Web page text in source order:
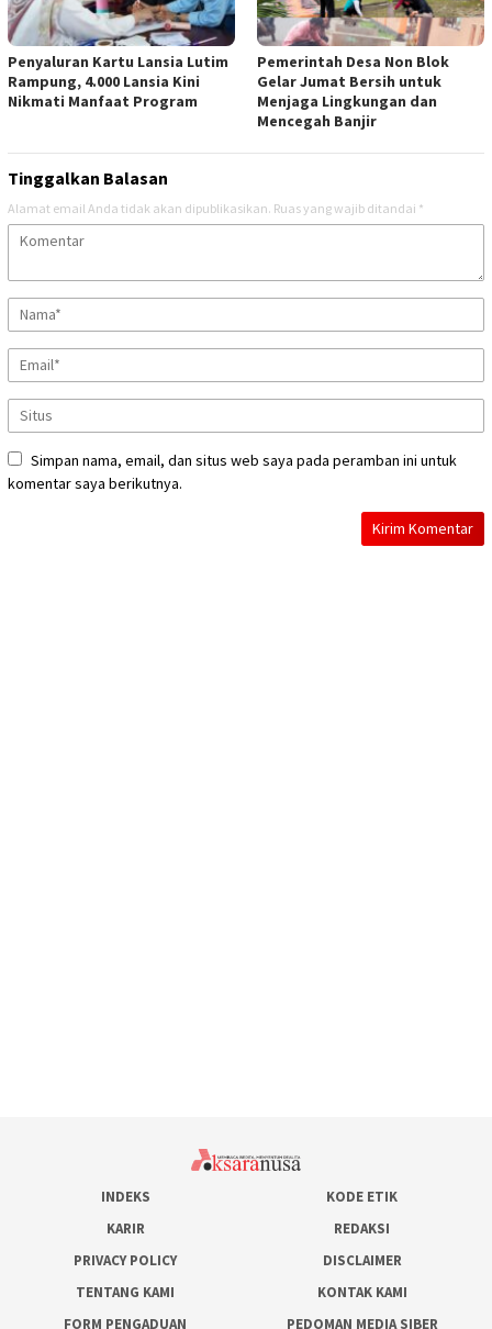
Penyaluran Kartu Lansia Lutim
Rampung, 4.000 Lansia Kini
Nikmati Manfaat Program
Pemerintah Desa Non Blok
Gelar Jumat Bersih untuk
Menjaga Lingkungan dan
Mencegah Banjir
Tinggalkan Balasan
Alamat email Anda tidak akan dipublikasikan. Ruas yang wajib ditandai *
Simpan nama, email, dan situs web saya pada peramban ini untuk
komentar saya berikutnya.
INDEKS
KODE ETIK
KARIR
REDAKSI
PRIVACY POLICY
DISCLAIMER
TENTANG KAMI
KONTAK KAMI
FORM PENGADUAN
PEDOMAN MEDIA SIBER